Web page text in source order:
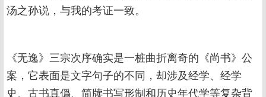
汤之孙说，与我的考证一致。
《无逸》三宗次序确实是一桩曲折离奇的《尚书》公
案，它表面是文字句子的不同，却涉及经学、经学
史、古书真僞、简牍书写形制和历史年代学等复杂背